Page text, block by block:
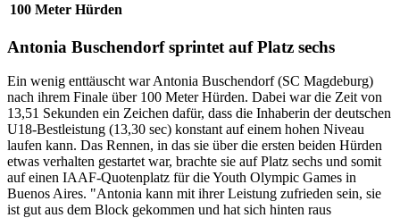
100 Meter Hürden
Antonia Buschendorf sprintet auf Platz sechs
Ein wenig enttäuscht war Antonia Buschendorf (SC Magdeburg)
nach ihrem Finale über 100 Meter Hürden. Dabei war die Zeit von
13,51 Sekunden ein Zeichen dafür, dass die Inhaberin der deutschen
U18-Bestleistung (13,30 sec) konstant auf einem hohen Niveau
laufen kann. Das Rennen, in das sie über die ersten beiden Hürden
etwas verhalten gestartet war, brachte sie auf Platz sechs und somit
auf einen IAAF-Quotenplatz für die Youth Olympic Games in
Buenos Aires. "Antonia kann mit ihrer Leistung zufrieden sein, sie
ist gut aus dem Block gekommen und hat sich hinten raus